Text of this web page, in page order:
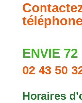
ENVIE 72
02 43 50
Horaires